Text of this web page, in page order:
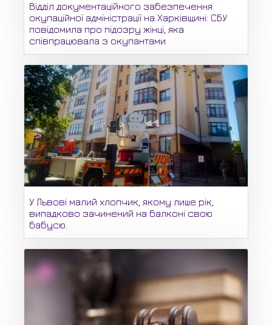
Відділ документаційного забезпечення
окупаційної адміністрації на Харківщині: СБУ
повідомила про підозру жінці, яка
співпрацювала з окупантами
У Львові малий хлопчик, якому лише рік,
випадково зачинений на балконі свою
бабусю.